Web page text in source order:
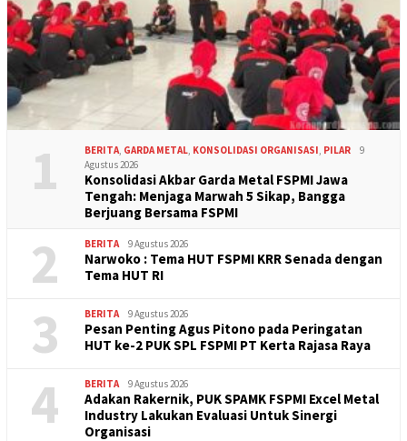
1 BERITA GARDA METAL KONSOLIDASI ORGANISASI PILAR
9
Agustus 2026
Konsolidasi Akbar Garda Metal FSPMI Jawa
Tengah: Menjaga Marwah 5 Sikap, Bangga
Berjuang Bersama FSPMI
2 BERITA 9 Agustus 2026
Narwoko : Tema HUT FSPMI KRR Senada dengan
Tema HUT RI
3 BERITA 9 Agustus 2026
Pesan Penting Agus Pitono pada Peringatan
HUT ke-2 PUK SPL FSPMI PT Kerta Rajasa Raya
4 BERITA 9 Agustus 2026
Adakan Rakernik, PUK SPAMK FSPMI Excel Metal
Industry Lakukan Evaluasi Untuk Sinergi
Organisasi